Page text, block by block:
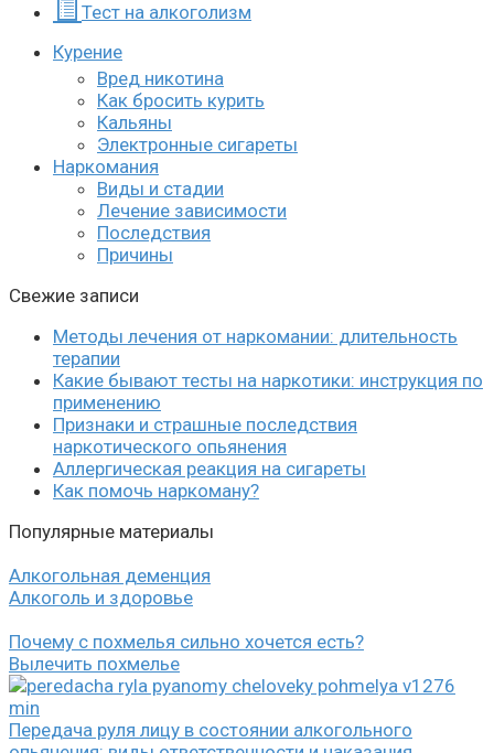
Тест на алкоголизм
Курение
Вред никотина
Как бросить курить
Кальяны
Электронные сигареты
Наркомания
Виды и стадии
Лечение зависимости
Последствия
Причины
Свежие записи
Методы лечения от наркомании: длительность
терапии
Какие бывают тесты на наркотики: инструкция по
применению
Признаки и страшные последствия
наркотического опьянения
Аллергическая реакция на сигареты
Как помочь наркоману?
Популярные материалы
Алкогольная деменция
Алкоголь и здоровье
Почему с похмелья сильно хочется есть?
Вылечить похмелье
Передача руля лицу в состоянии алкогольного